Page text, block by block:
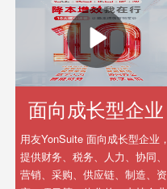
面向成长型企业
用友YonSuite 面向成长型企业，
提供财务、税务、人力、协同、
营销、采购、供应链、制造、资